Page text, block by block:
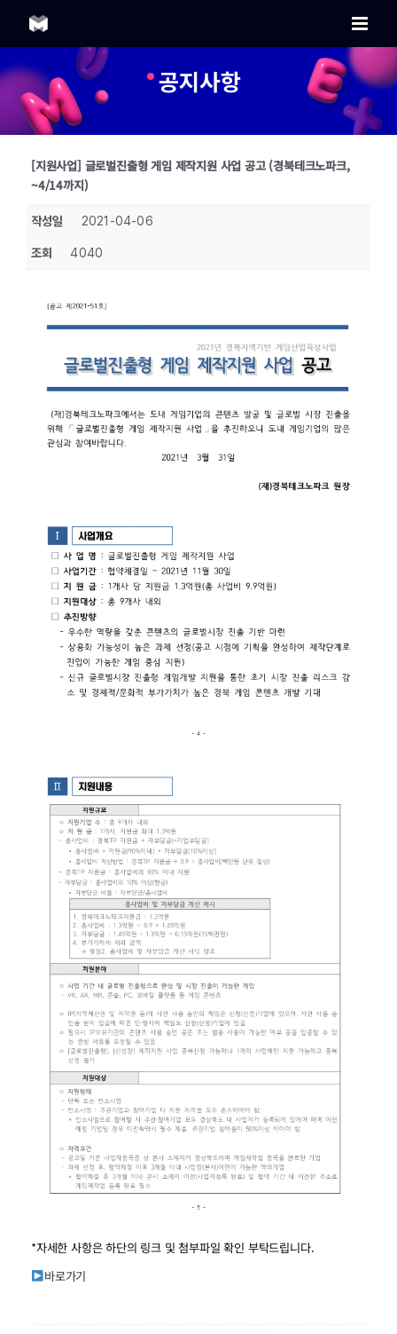
content
공지사항
[지원사업] 글로벌진출형 게임 제작지원 사업 공고 (경북테크노파크,
~4/14까지)
작성일 2021-04-06
조회 4040
*자세한 사항은 하단의 링크 및 첨부파일 확인 부탁드립니다.
바로가기